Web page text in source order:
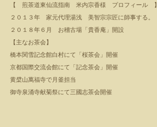
【 煎茶道東仙流指南 米内宗香様 プロフィール 】
２０１３年 家元代理湯浅 美智宗宗匠に師事する。
２０１８年６月 お稽古場「貴香庵」開設
【主なお茶会】
橋本関雪記念館白村にて「桜茶会」開催
京都国際交流会館にて「記念茶会」開催
黄檗山萬福寺で月釜担当
御寺泉涌寺献菊祭にて三國志茶会開催